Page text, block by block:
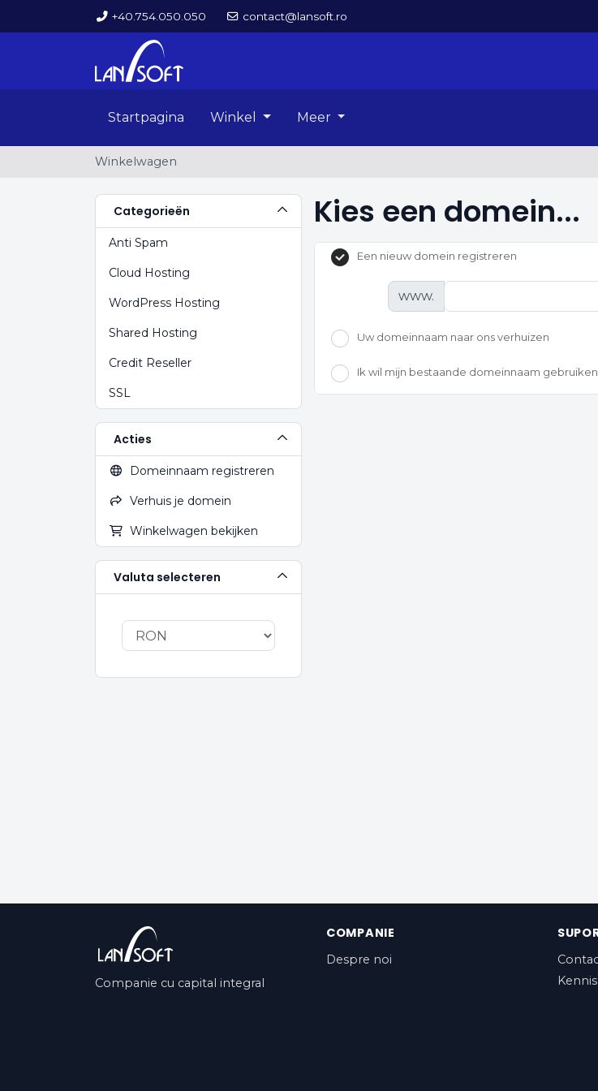
+40.754.050.050 contact@lansoft.ro
Startpagina Winkel Meer
Winkelwagen
Categorieën
Anti Spam
Cloud Hosting
WordPress Hosting
Shared Hosting
Credit Reseller
SSL
Acties
Domeinnaam registreren
Verhuis je domein
Winkelwagen bekijken
Valuta selecteren
Kies een domein...
Een nieuw domein registreren
www.
Uw domeinnaam naar ons verhuizen
Ik wil mijn bestaande domeinnaam
Companie cu capital integral
COMPANIE
Despre noi